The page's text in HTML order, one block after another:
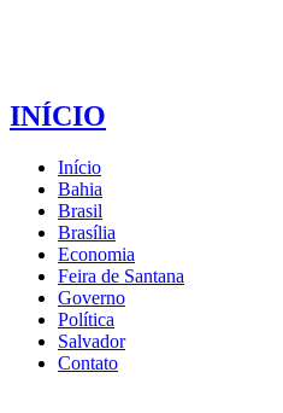
INÍCIO
Início
Bahia
Brasil
Brasília
Economia
Feira de Santana
Governo
Política
Salvador
Contato